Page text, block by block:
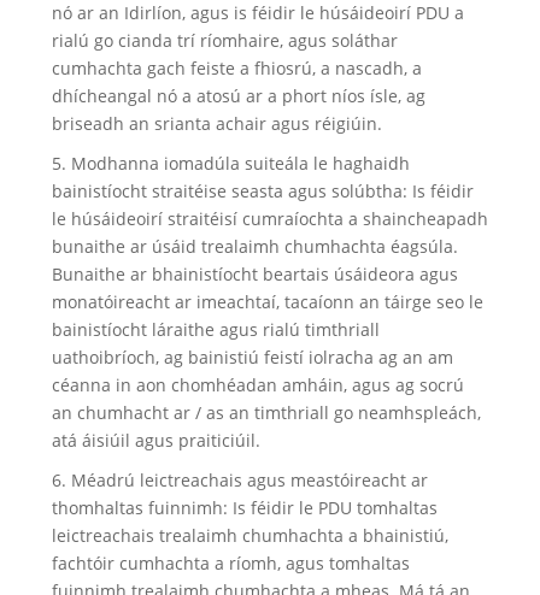
nó ar an Idirlíon, agus is féidir le húsáideoirí PDU a
rialú go cianda trí ríomhaire, agus soláthar
cumhachta gach feiste a fhiosrú, a nascadh, a
dhícheangal nó a atosú ar a phort níos ísle, ag
briseadh an srianta achair agus réigiúin.
5. Modhanna iomadúla suiteála le haghaidh
bainistíocht straitéise seasta agus solúbtha: Is féidir
le húsáideoirí straitéisí cumraíochta a shaincheapadh
bunaithe ar úsáid trealaimh chumhachta éagsúla.
Bunaithe ar bhainistíocht beartais úsáideora agus
monatóireacht ar imeachtaí, tacaíonn an táirge seo le
bainistíocht láraithe agus rialú timthriall
uathoibríoch, ag bainistiú feistí iolracha ag an am
céanna in aon chomhéadan amháin, agus ag socrú
an chumhacht ar / as an timthriall go neamhspleách,
atá áisiúil agus praiticiúil.
6. Méadrú leictreachais agus meastóireacht ar
thomhaltas fuinnimh: Is féidir le PDU tomhaltas
leictreachais trealaimh chumhachta a bhainistiú,
fachtóir cumhachta a ríomh, agus tomhaltas